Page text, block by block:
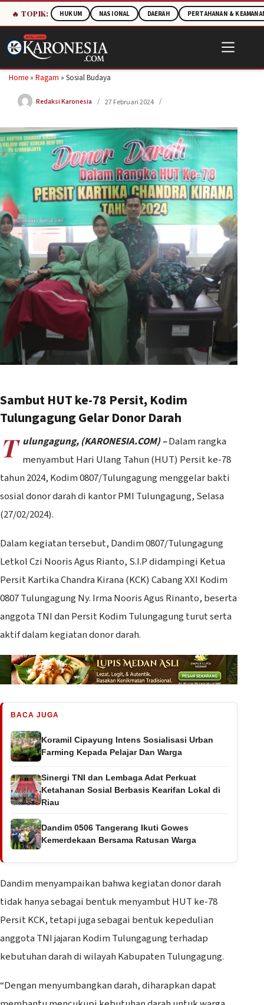
🔥 TOPIK: HUKUM NASIONAL DAERAH PERTAHANAN &
to
content
Home » Ragam » Sosial Budaya
Redaksi Karonesia 27 Februari 2024
Sambut HUT ke-78 Persit, Kodim
Tulungagung Gelar Donor Darah
T ulungagung, (KARONESIA.COM) –Dalam rangka
menyambut Hari Ulang Tahun (HUT) Persit ke-78
tahun 2024, Kodim 0807/Tulungagung menggelar bakti
sosial donor darah di kantor PMI Tulungagung, Selasa
(27/02/2024).
Dalam kegiatan tersebut, Dandim 0807/Tulungagung
Letkol Czi Nooris Agus Rianto, S.I.P didampingi Ketua
Persit Kartika Chandra Kirana (KCK) Cabang XXI Kodim
0807 Tulungagung Ny. Irma Nooris Agus Rinanto, beserta
anggota TNI dan Persit Kodim Tulungagung turut serta
aktif dalam kegiatan donor darah.
BACA JUGA
Koramil Cipayung Intens Sosialisasi Urban
Farming Kepada Pelajar Dan Warga
Sinergi TNI dan Lembaga Adat Perkuat
Ketahanan Sosial Berbasis Kearifan Lokal di
Riau
Dandim 0506 Tangerang Ikuti Gowes
Kemerdekaan Bersama Ratusan Warga
Dandim menyampaikan bahwa kegiatan donor darah
tidak hanya sebagai bentuk menyambut HUT ke-78
Persit KCK, tetapi juga sebagai bentuk kepedulian
anggota TNI jajaran Kodim Tulungagung terhadap
kebutuhan darah di wilayah Kabupaten Tulungagung.
“Dengan menyumbangkan darah, diharapkan dapat